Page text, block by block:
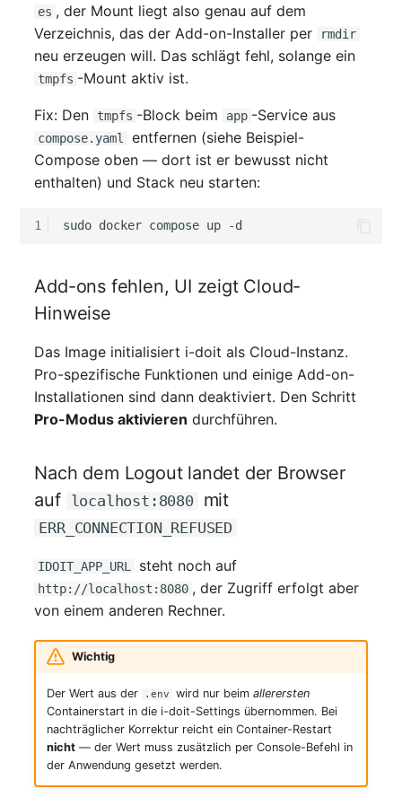
es , der Mount liegt also genau auf dem
Verzeichnis, das der Add-on-Installer per
rmdir
neu erzeugen will. Das schlägt fehl, solange ein
tmpfs -Mount aktiv ist.
Fix: Den tmpfs -Block beim app -Service aus
compose.yaml
entfernen (siehe Beispiel-
Compose oben — dort ist er bewusst nicht
enthalten) und Stack neu starten:
1 sudo docker compose up
Add-ons fehlen, UI zeigt Cloud-
Hinweise
Das Image initialisiert i-doit als Cloud-Instanz.
Pro-spezifische Funktionen und einige Add-on-
Installationen sind dann deaktiviert. Den Schritt
Pro-Modus aktivieren durchführen.
Nach dem Logout landet der Browser
auf localhost:8080 mit
ERR_CONNECTION_REFUSED
IDOIT_APP_URL steht noch auf
http://localhost:8080 , der Zugriff erfolgt aber
von einem anderen Rechner.
Wichtig
Der Wert aus der .env wird nur beimallerersten
Containerstart in die i-doit-Settings übernommen. Bei
nachträglicher Korrektur reicht ein Container-Restart
nicht— der Wert muss zusätzlich per Console-Befehl in
der Anwendung gesetzt werden.